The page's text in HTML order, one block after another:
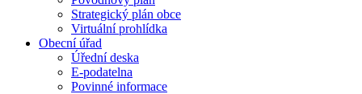
Strategický plán obce
Virtuální prohlídka
Obecní úřad
Úřední deska
E-podatelna
Povinné informace